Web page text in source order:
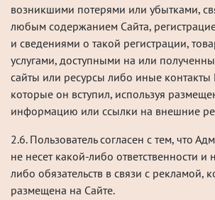
возникшими потерями или убытками,
любым содержанием Сайта,
и сведениями о такой регистрации,
услугами, доступными на или
сайты или ресурсы либо иные контакты
которые он вступил, используя
информацию или ссылки на внешние
2.6. Пользователь согласен с тем, что
не несет какой-либо ответственности и
либо обязательств в связи с рекламой,
размещена на Сайте.